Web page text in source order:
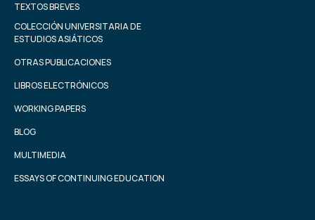
TEXTOS BREVES
COLECCIÓN UNIVERSITARIA DE
ESTUDIOS ASIÁTICOS
OTRAS PUBLICACIONES
LIBROS ELECTRÓNICOS
WORKING PAPERS
BLOG
MULTIMEDIA
ESSAYS OF CONTINUING EDUCATION